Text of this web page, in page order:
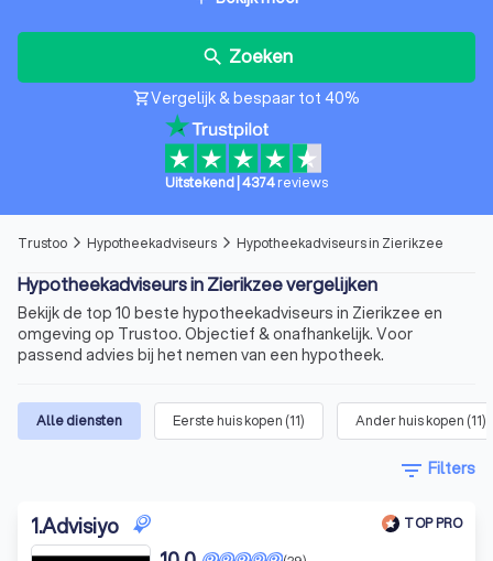
search Zoeken
shopping_cartVergelijk & bespaar tot 40%
Uitstekend 4374reviews
Trustoo arrow_forward_ios Hypotheekadviseurs arrow_forward_ios Hypotheekadviseurs in Zierikzee
Hypotheekadviseurs in Zierikzee vergelijken
Bekijk de top 10 beste hypotheekadviseurs in Zierikzee en
omgeving op Trustoo. Objectief & onafhankelijk. Voor
passend advies bij het nemen van een hypotheek.
Alle diensten Eerste huis kopen (11) Ander huis kopen (11)
filter_list Filters
1.Advisiyo TOP PRO